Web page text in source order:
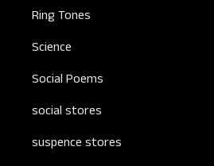
Ring Tones
Science
Social Poems
social stores
suspence stores